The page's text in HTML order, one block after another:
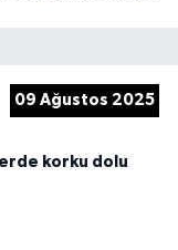
09 Ağustos 2025
korku dolu